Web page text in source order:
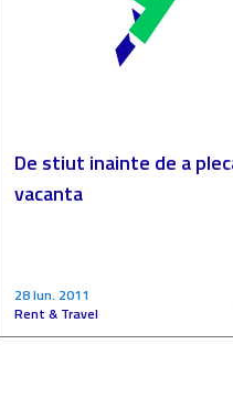
De stiut inainte de a
vacanta
28 Iun. 2011
Rent & Travel